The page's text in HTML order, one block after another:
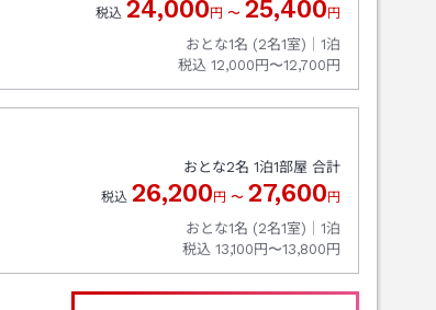
税込 24,000 円 〜 25,400 円
おとな1名 (2名1室)｜ 1泊
税込 12,000円〜12,700円
おとな2名 1泊1部屋 合計
税込 26,200 円 〜 27,600 円
おとな1名 (2名1室)｜ 1泊
税込 13,100円〜13,800円